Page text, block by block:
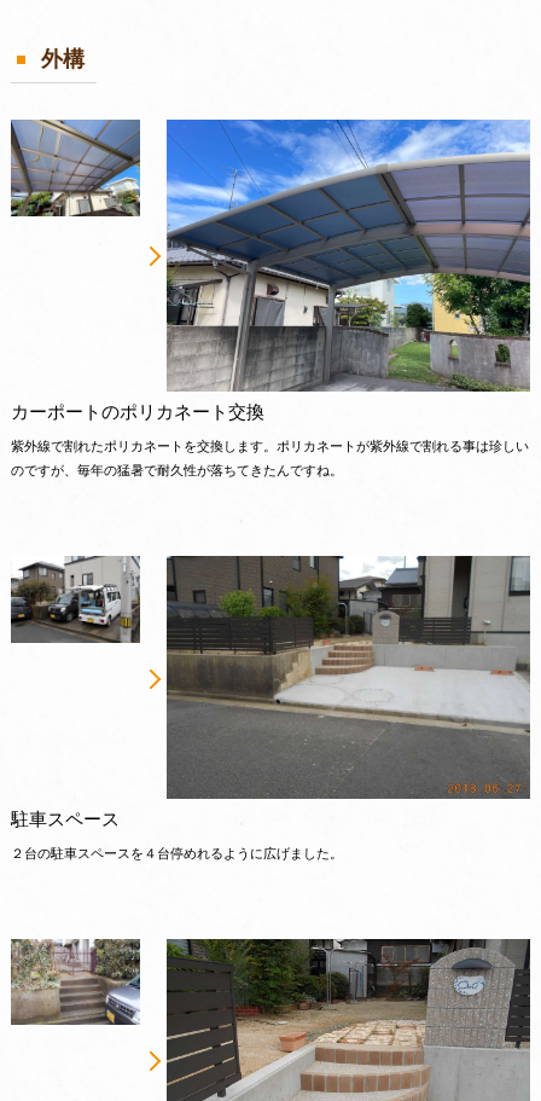
外構
カーポートのポリカネート交換
紫外線で割れたポリカネートを交換します。ポリカネートが紫外線で割れる事は珍しい
のですが、毎年の猛暑で耐久性が落ちてきたんですね。
駐車スペース
２台の駐車スペースを４台停めれるように広げました。